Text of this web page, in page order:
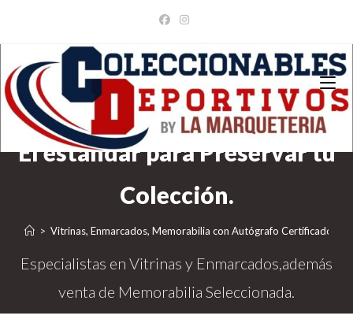
contenido
> Vitrinas, Enmarcados, Memorabilia con Autógrafo Certificado